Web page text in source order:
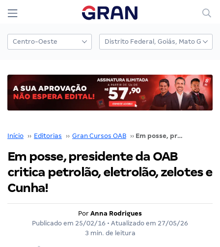
Início ›› Editorias ›› Gran Cursos OAB ›› Em posse, presidente da OAB critica petrolão, eletrolão, zelotes e Cunha!
Em posse, presidente da OAB
critica petrolão, eletrolão, zelotes e
Cunha!
Por Anna Rodrigues
Publicado em 25/02/16 • Atualizado em 27/05/26
3 min. de leitura